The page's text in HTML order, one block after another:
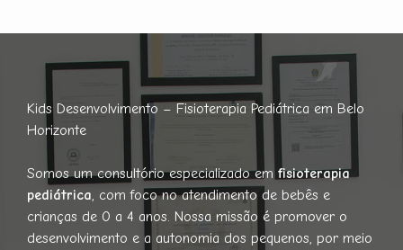
Kids Desenvolvimento – Fisioterapia Pediátrica em Belo
Horizonte
Somos um consultório especializado em fisioterapia
pediátrica, com foco no atendimento de bebês e
crianças de 0 a 4 anos. Nossa missão é promover o
desenvolvimento e a autonomia dos pequenos, por meio